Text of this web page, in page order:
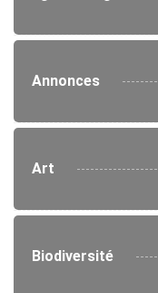
Annonces
Art
Biodiversité